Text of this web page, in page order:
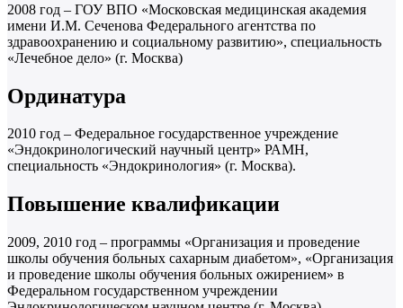
2008 год – ГОУ ВПО «Московская медицинская академия
имени И.М. Сеченова Федерального агентства по
здравоохранению и социальному развитию», специальность
«Лечебное дело» (г. Москва)
Ординатура
2010 год – Федеральное государственное учреждение
«Эндокринологический научный центр» РАМН,
специальность «Эндокринология» (г. Москва).
Повышение квалификации
2009, 2010 год – программы «Организация и проведение
школы обучения больных сахарным диабетом», «Организация
и проведение школы обучения больных ожирением» в
Федеральном государственном учреждении